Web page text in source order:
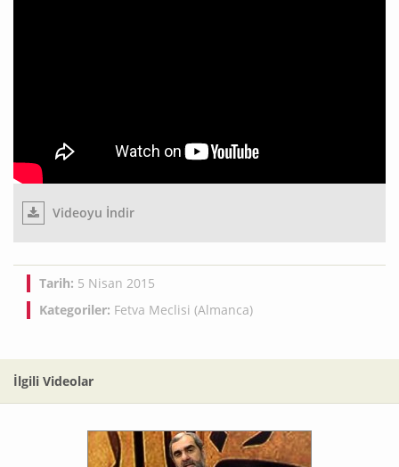
Videoyu İndir
Tarih: 5 Nisan 2015
Kategoriler: Fetva Meclisi (Almanca)
İlgili Videolar